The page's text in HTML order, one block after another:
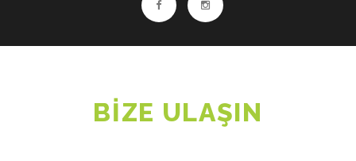
BİZE ULAŞIN